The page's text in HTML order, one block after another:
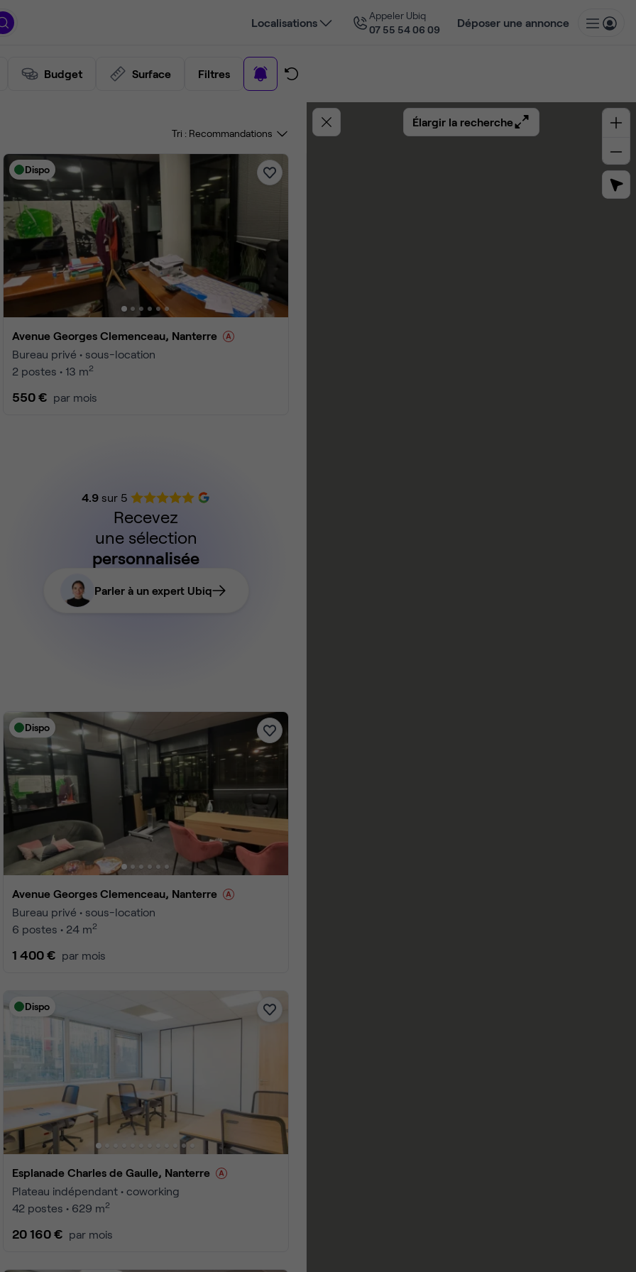
Localisations
Appeler Ubiq
07 55 54 06 09
Déposer une annonce
Tri :
Élargir la recherche